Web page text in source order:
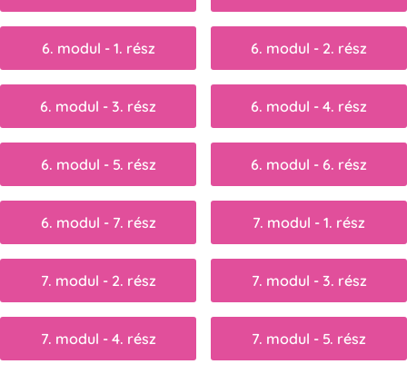
6. modul - 1. rész 6. modul - 2. rész
6. modul - 3. rész 6. modul - 4. rész
6. modul - 5. rész 6. modul - 6. rész
6. modul - 7. rész 7. modul - 1. rész
7. modul - 2. rész 7. modul - 3. rész
7. modul - 4. rész 7. modul - 5. rész